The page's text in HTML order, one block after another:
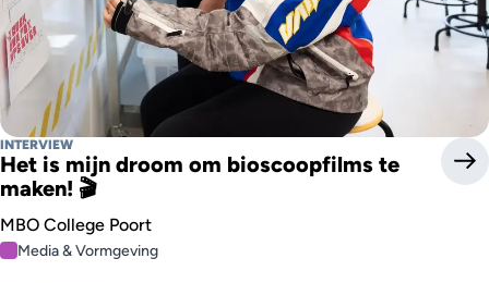
INTERVIEW
Het is mijn droom om bioscoopfilms te
maken! 🎬
MBO College Poort
Media & Vormgeving